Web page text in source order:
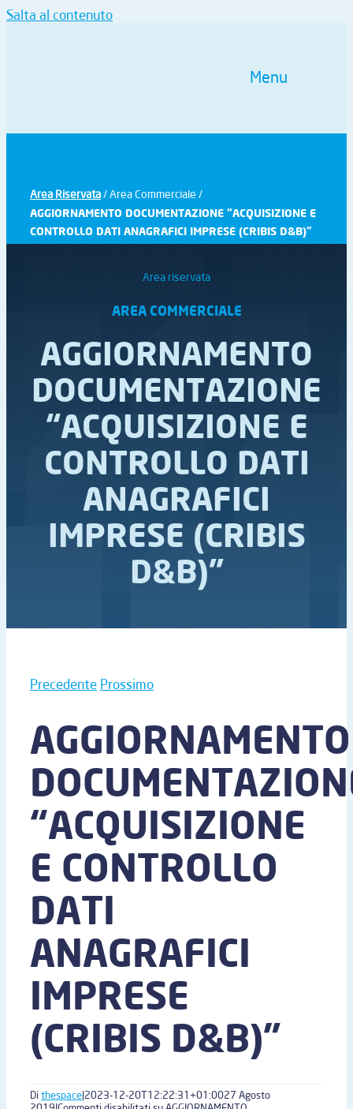
Salta al contenuto
Menu
Area Riservata/ Area Commerciale /
AGGIORNAMENTO DOCUMENTAZIONE “ACQUISIZIONE E
CONTROLLO DATI ANAGRAFICI IMPRESE (CRIBIS D&B)”
Area riservata
AREA COMMERCIALE
AGGIORNAMENTO
DOCUMENTAZIONE
“ACQUISIZIONE E
CONTROLLO DATI
ANAGRAFICI
IMPRESE (CRIBIS
D&B)”
Precedente Prossimo
AGGIORNAMENTO
“ACQUISIZIONE
E CONTROLLO
DATI
ANAGRAFICI
IMPRESE
(CRIBIS D&B)”
Dithespace|2023-12-20T12:22:31+01:0027 Agosto